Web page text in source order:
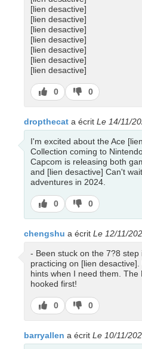
[lien desactive]
[lien desactive]
[lien desactive]
[lien desactive]
[lien desactive]
[lien desactive]
[lien desactive]
J’aime
0
J’aime
pas
0
dropthecat a écrit Le 14/11/
I'm excited about the Ace
Collection coming to
Capcom is releasing both
and [lien desactive] Can't
adventures in 2024.
J’aime
0
J’aime
pas
0
chengshu a écrit Le 12/11/
- Been stuck on the 7?8
practicing on [lien
hints when I need them.
hooked first!
J’aime
0
J’aime
pas
0
barryallen a écrit Le 10/11/